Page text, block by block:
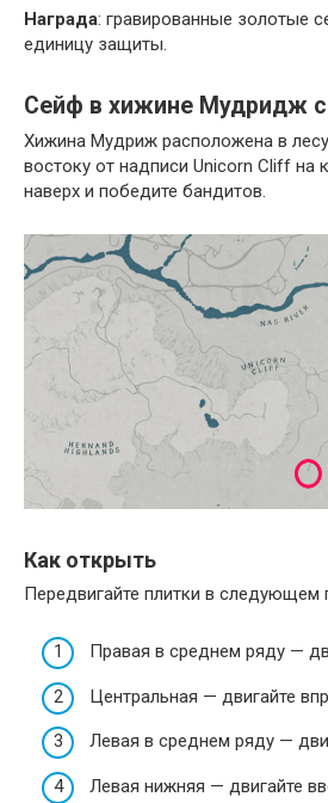
Награда: гравированные золотые
единицу защиты.
Сейф в хижине Мудридж
Хижина Мудриж расположена в
востоку от надписи Unicorn Cliff на
наверх и победите бандитов.
Как открыть
Передвигайте плитки в следующем
Правая в среднем ряду —
Центральная — двигайте
Левая в среднем ряду —
Левая нижняя — двигайте